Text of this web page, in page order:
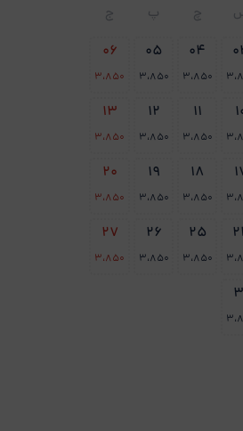
چ پ ج
04
3،850
05
3،850
06
3،850
11
3،850
12
3،850
13
3،850
18
3،850
19
3،850
20
3،850
25
3،850
26
3،850
27
3،850